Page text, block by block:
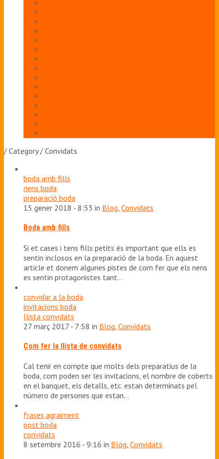
/ Category / Convidats
boda amb fills
nens boda
preparació boda
15 gener 2018 - 8:53 in Blog, Convidats
Boda amb fills
Si et cases i tens fills petits és important que ells es
sentin inclosos en la preparació de la boda. En aquest
article et donem algunes pistes de com fer que els nens
es sentin protagonistes tant…
convidar a la boda
invitacions boda
llista convidats
27 març 2017 - 7:58 in Blog Convidats
Com fer la llista de convidats
Cal tenir en compte que molts dels preparatius de la
boda, com poden ser les invitacions, el nombre de coberts
en el banquet, els detalls, etc. estan determinats pel
número de persones que estan…
frases agraiment
post boda
convidats
8 setembre 2016 - 9:16 in Blog, Convidats